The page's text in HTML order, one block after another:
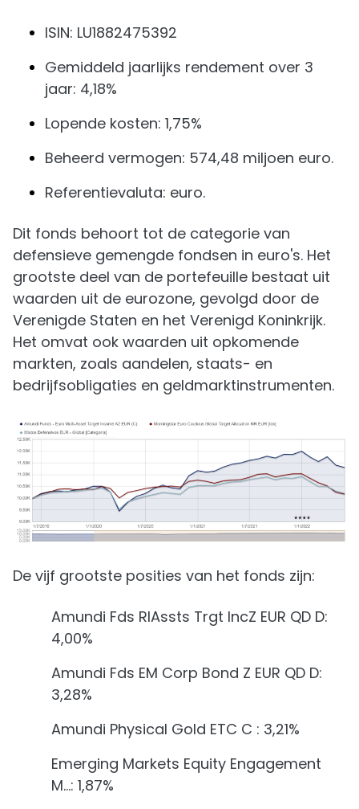
ISIN: LU1882475392
Gemiddeld jaarlijks rendement over 3
jaar: 4,18%
Lopende kosten: 1,75%
Beheerd vermogen: 574,48 miljoen euro.
Referentievaluta: euro.
Dit fonds behoort tot de categorie van
defensieve gemengde fondsen in euro's. Het
grootste deel van de portefeuille bestaat uit
waarden uit de eurozone, gevolgd door de
Verenigde Staten en het Verenigd Koninkrijk.
Het omvat ook waarden uit opkomende
markten, zoals aandelen, staats- en
bedrijfsobligaties en geldmarktinstrumenten.
De vijf grootste posities van het fonds zijn:
Amundi Fds RlAssts Trgt IncZ EUR QD D:
4,00%
Amundi Fds EM Corp Bond Z EUR QD D:
3,28%
Amundi Physical Gold ETC C : 3,21%
Emerging Markets Equity Engagement
M…: 1,87%